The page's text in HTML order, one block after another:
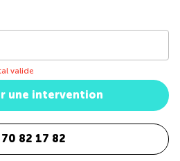
valide
une intervention
82 17 82